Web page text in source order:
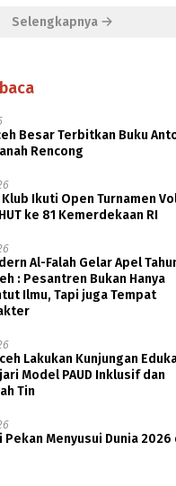
Selengkapnya
Besar Terbitkan Buku
Rencong
Ikuti Open Turnamen
ke 81 Kemerdekaan RI
Al-Falah Gelar Apel
: Pesantren Bukan Hanya
Ilmu, Tapi juga Tempat
Lakukan Kunjungan
Model PAUD Inklusif dan
Tin
Pekan Menyusui Dunia 2026